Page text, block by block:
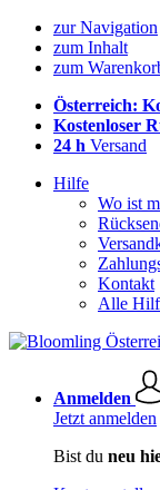
zur Navigation
zum Inhalt
zum
Österreich:
Kostenloser
24 h Versand
Hilfe
Wo ist
Kontakt
Alle
Anmelden
Jetzt anmelden
Bist du neu